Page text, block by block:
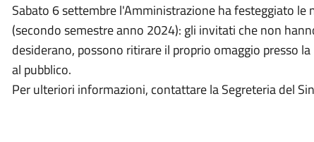
Sabato 6 settembre l'Amministrazione ha festeggiato
(secondo semestre anno 2024): gli invitati che non
desiderano, possono ritirare il proprio omaggio presso
al pubblico.
Per ulteriori informazioni, contattare la Segreteria del